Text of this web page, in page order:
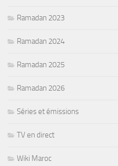
Ramadan 2023
Ramadan 2024
Ramadan 2025
Ramadan 2026
Séries et émissions
TV en direct
Wiki Maroc